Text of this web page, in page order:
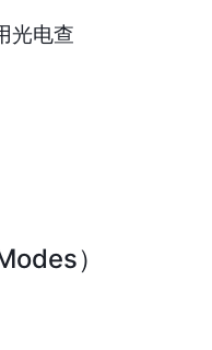
光电查
）